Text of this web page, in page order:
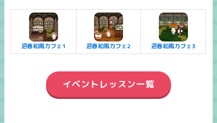
迎春和風カフェ1 迎春和風カフェ2 迎春和風カフェ3
イベントレッスン一覧